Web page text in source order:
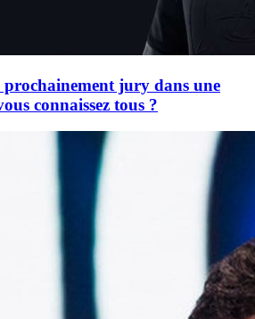
jury dans une
connaissez tous ?